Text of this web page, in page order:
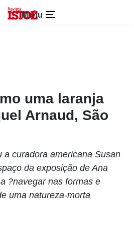
Menu
uma laranja
Arnaud, São
a curadora americana Susan
da exposição de Ana
?navegar nas formas e
uma natureza-morta